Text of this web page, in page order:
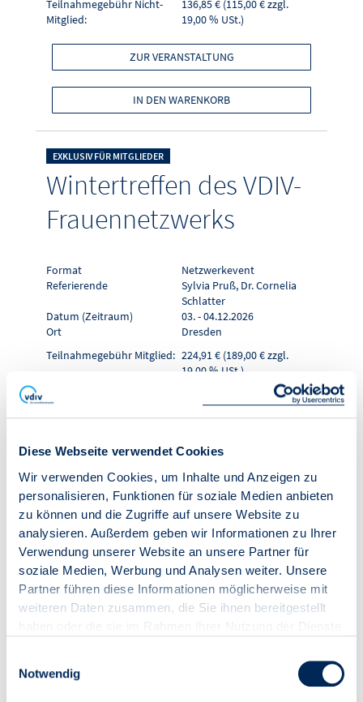
Diese Webseite verwendet Cookies
Wir verwenden Cookies, um Inhalte und Anzeigen zu
personalisieren, Funktionen für soziale Medien anbieten
zu können und die Zugriffe auf unsere Website zu
analysieren. Außerdem geben wir Informationen zu Ihrer
Verwendung unserer Website an unsere Partner für
soziale Medien, Werbung und Analysen weiter. Unsere
Partner führen diese Informationen möglicherweise mit
weiteren Daten zusammen, die Sie ihnen bereitgestellt
Notwendig
Teilnahmegebühr Nicht-
Mitglied:
136,85 € (115,00 € zzgl.
19,00 % USt.)
ZUR VERANSTALTUNG
IN DEN WARENKORB
EXKLUSIV FÜR MITGLIEDER
Wintertreffen des VDIV-
Frauennetzwerks
Format
Netzwerkevent
Referierende
Sylvia Pruß, Dr. Cornelia
Schlatter
Datum (Zeitraum)
03. - 04.12.2026
Ort
Dresden
Teilnahmegebühr Mitglied: 224,91 € (189,00 € zzgl.
19,00 % USt.)
ZUR VERANSTALTUNG
IN DEN WARENKORB
Online-Seminar "Das
große Aus – darauf ist
nach der Beendigung
von Mietverhältnissen